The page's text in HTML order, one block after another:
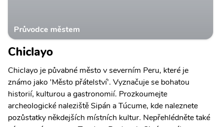
Průvodce městem
Chiclayo
Chiclayo je půvabné město v severním Peru, které je
známo jako 'Město přátelství'. Vyznačuje se bohatou
historií, kulturou a gastronomií. Prozkoumejte
archeologické naleziště Sipán a Túcume, kde naleznete
pozůstatky někdejších místních kultur. Nepřehlédněte také